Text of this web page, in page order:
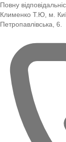
Повну
Клименко Т.Ю, м.
Петропавлівська, 6.